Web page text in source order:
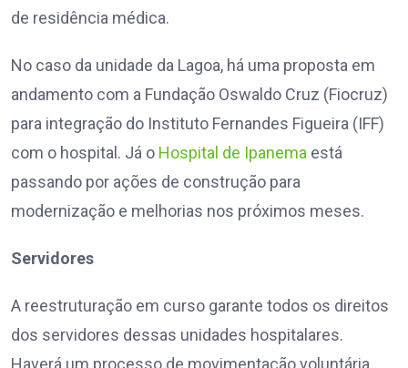
de residência médica.
No caso da unidade da Lagoa, há uma proposta em
andamento com a Fundação Oswaldo Cruz (Fiocruz)
para integração do Instituto Fernandes Figueira (IFF)
com o hospital. Já o Hospital de Ipanema está
passando por ações de construção para
modernização e melhorias nos próximos meses.
Servidores
A reestruturação em curso garante todos os direitos
dos servidores dessas unidades hospitalares.
Haverá um processo de movimentação voluntária